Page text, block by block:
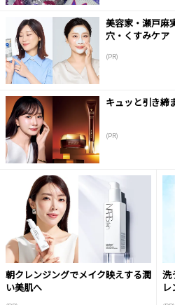
美容家・瀬戸麻
穴・くすみケア
(PR)
キュッと引き締
(PR)
朝クレンジングでメイク映えする潤
い美肌へ
洗